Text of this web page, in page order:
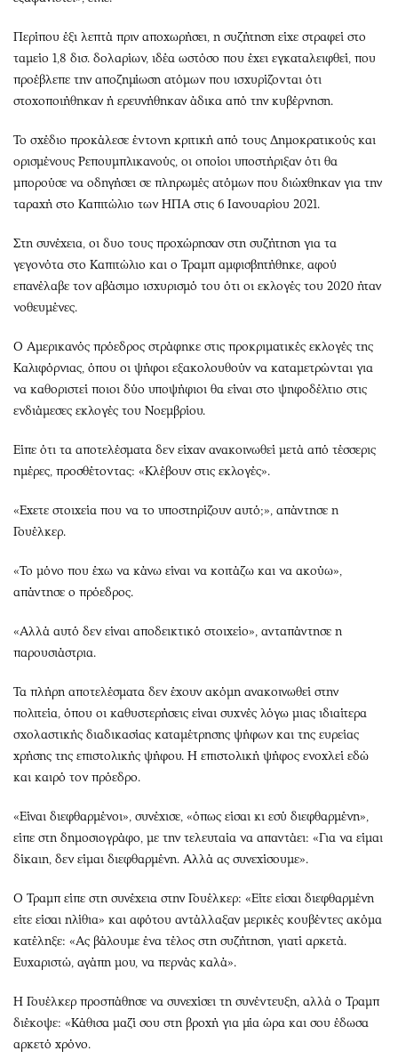
Περίπου έξι λεπτά πριν αποχωρήσει, η συζήτηση είχε στραφεί στο
ταμείο 1,8 δισ. δολαρίων, ιδέα ωστόσο που έχει εγκαταλειφθεί, που
προέβλεπε την αποζημίωση ατόμων που ισχυρίζονται ότι
στοχοποιήθηκαν ή ερευνήθηκαν άδικα από την κυβέρνηση.
Το σχέδιο προκάλεσε έντονη κριτική από τους Δημοκρατικούς και
ορισμένους Ρεπουμπλικανούς, οι οποίοι υποστήριξαν ότι θα
μπορούσε να οδηγήσει σε πληρωμές ατόμων που διώχθηκαν για την
ταραχή στο Καπιτώλιο των ΗΠΑ στις 6 Ιανουαρίου 2021.
Στη συνέχεια, οι δυο τους προχώρησαν στη συζήτηση για τα
γεγονότα στο Καπιτώλιο και ο Τραμπ αμφισβητήθηκε, αφού
επανέλαβε τον αβάσιμο ισχυρισμό του ότι οι εκλογές του 2020 ήταν
νοθευμένες.
Ο Αμερικανός πρόεδρος στράφηκε στις προκριματικές εκλογές της
Καλιφόρνιας, όπου οι ψήφοι εξακολουθούν να καταμετρώνται για
να καθοριστεί ποιοι δύο υποψήφιοι θα είναι στο ψηφοδέλτιο στις
ενδιάμεσες εκλογές του Νοεμβρίου.
Είπε ότι τα αποτελέσματα δεν είχαν ανακοινωθεί μετά από τέσσερις
ημέρες, προσθέτοντας: «Κλέβουν στις εκλογές».
«Εχετε στοιχεία που να το υποστηρίζουν αυτό;», απάντησε η
Γουέλκερ.
«Το μόνο που έχω να κάνω είναι να κοιτάζω και να ακούω»,
απάντησε ο πρόεδρος.
«Αλλά αυτό δεν είναι αποδεικτικό στοιχείο», ανταπάντησε η
παρουσιάστρια.
Τα πλήρη αποτελέσματα δεν έχουν ακόμη ανακοινωθεί στην
πολιτεία, όπου οι καθυστερήσεις είναι συχνές λόγω μιας ιδιαίτερα
σχολαστικής διαδικασίας καταμέτρησης ψήφων και της ευρείας
χρήσης της επιστολικής ψήφου. Η επιστολική ψήφος ενοχλεί εδώ
και καιρό τον πρόεδρο.
«Είναι διεφθαρμένοι», συνέχισε, «όπως είσαι κι εσύ διεφθαρμένη»,
είπε στη δημοσιογράφο, με την τελευταία να απαντάει: «Για να είμαι
δίκαιη, δεν είμαι διεφθαρμένη. Αλλά ας συνεχίσουμε».
Ο Τραμπ είπε στη συνέχεια στην Γουέλκερ: «Είτε είσαι διεφθαρμένη
είτε είσαι ηλίθια» και αφότου αντάλλαξαν μερικές κουβέντες ακόμα
κατέληξε: «Ας βάλουμε ένα τέλος στη συζήτηση, γιατί αρκετά.
Ευχαριστώ, αγάπη μου, να περνάς καλά».
Η Γουέλκερ προσπάθησε να συνεχίσει τη συνέντευξη, αλλά ο Τραμπ
διέκοψε: «Κάθισα μαζί σου στη βροχή για μία ώρα και σου έδωσα
αρκετό χρόνο.